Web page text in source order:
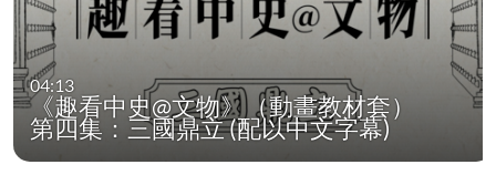
04:13
《趣看中史@文物》（動畫教材套）
第四集：三國鼎立 (配以中文字幕)